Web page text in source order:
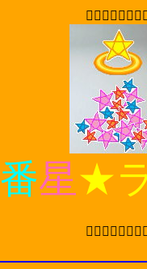
番星★